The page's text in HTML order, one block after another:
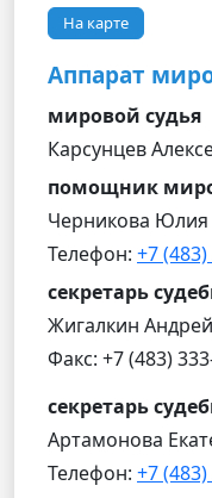
На карте
Аппарат
мировой судья
Карсунцев
помощник
Черникова Юлия
Телефон: +7
секретарь
Жигалкин
Факс: +7 (483)
секретарь
Артамонова
Телефон: +7